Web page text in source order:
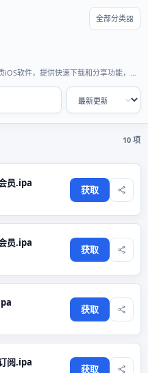
全部分类
软件，提供快速下载和分享功能，适
10 项
员.ipa
获取
员.ipa
获取
获取
阅.ipa
获取